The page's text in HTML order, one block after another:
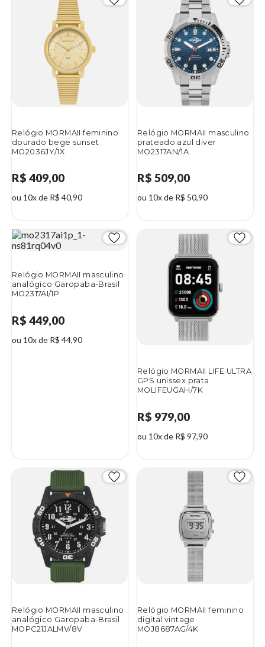
Relógio MORMAII feminino
dourado bege sunset
MO2036JY/1X
R$ 409,00
ou 10x de R$ 40,90
Relógio MORMAII masculino
prateado azul diver
MO2317AN/1A
R$ 509,00
ou 10x de R$ 50,90
Relógio MORMAII masculino
analógico Garopaba-Brasil
MO2317AI/1P
R$ 449,00
ou 10x de R$ 44,90
Relógio MORMAII LIFE ULTRA
GPS unissex prata
MOLIFEUGAH/7K
R$ 979,00
ou 10x de R$ 97,90
Relógio MORMAII masculino
analógico Garopaba-Brasil
MOPC21JALMV/8V
Relógio MORMAII feminino
digital vintage
MOJ8687AG/4K